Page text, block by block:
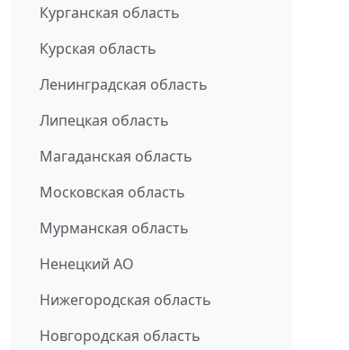
Курганская область
Курская область
Ленинградская область
Липецкая область
Магаданская область
Московская область
Мурманская область
Ненецкий АО
Нижегородская область
Новгородская область